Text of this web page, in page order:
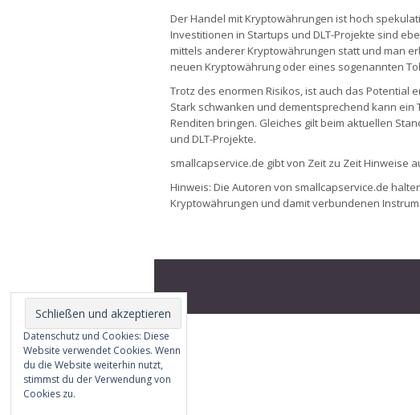
Der Handel mit Kryptowährungen ist hoch
Investitionen in Startups und DLT-Projekte sind
mittels anderer Kryptowährungen statt und man
neuen Kryptowährung oder eines sogenannten
Trotz des enormen Risikos, ist auch das Potential
Stark schwanken und dementsprechend kann ein
Renditen bringen. Gleiches gilt beim aktuellen
und DLT-Projekte.
smallcapservice.de gibt von Zeit zu Zeit Hinweise
Hinweis: Die Autoren von smallcapservice.de
Kryptowährungen und damit verbundenen
Datenschutz und Cookies: Diese
Website verwendet Cookies. Wenn
du die Website weiterhin nutzt,
stimmst du der Verwendung von
Cookies zu.